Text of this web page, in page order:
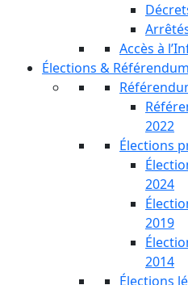
Accès à
Élections & Référendum
2022
Élections
2024
2019
2014
Élections